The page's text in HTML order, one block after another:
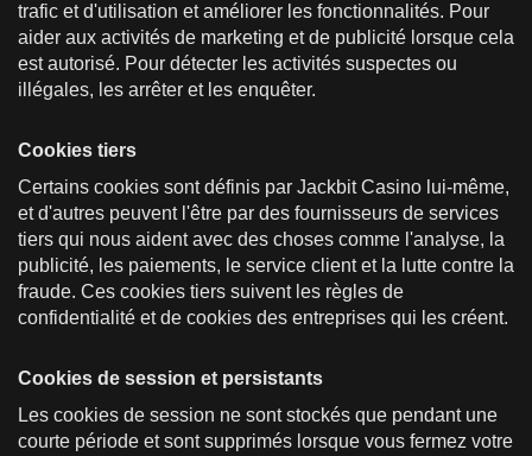
trafic et d'utilisation et améliorer les fonctionnalités. Pour
aider aux activités de marketing et de publicité lorsque cela
est autorisé. Pour détecter les activités suspectes ou
illégales, les arrêter et les enquêter.
Cookies tiers
Certains cookies sont définis par Jackbit Casino lui-même,
et d'autres peuvent l'être par des fournisseurs de services
tiers qui nous aident avec des choses comme l'analyse, la
publicité, les paiements, le service client et la lutte contre la
fraude. Ces cookies tiers suivent les règles de
confidentialité et de cookies des entreprises qui les créent.
Cookies de session et persistants
Les cookies de session ne sont stockés que pendant une
courte période et sont supprimés lorsque vous fermez votre